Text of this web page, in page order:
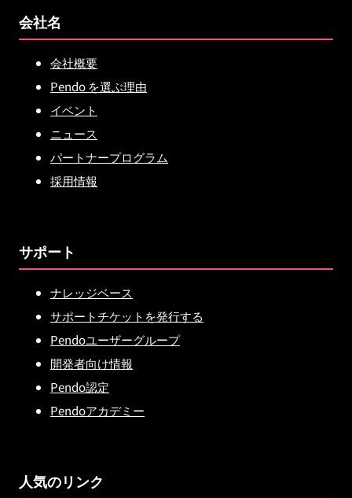
会社名
会社概要
Pendo を選ぶ理由
イベント
ニュース
パートナープログラム
採用情報
サポート
ナレッジベース
サポートチケットを発行する
Pendoユーザーグループ
開発者向け情報
Pendo認定
Pendoアカデミー
人気のリンク